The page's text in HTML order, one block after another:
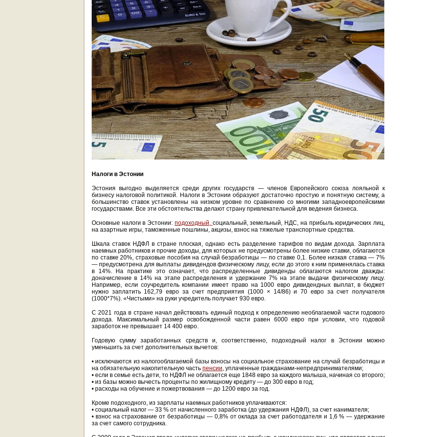
Налоги в Эстонии
Эстония выгодно выделяется среди других государств — членов Европейского союза лояльной к
бизнесу налоговой политикой. Налоги в Эстонии образуют достаточно простую и понятную систему, а
большинство ставок установлены на низком уровне по сравнению со многими западноевропейскими
государствами. Все эти обстоятельства делают страну привлекательной для ведения бизнеса.
Основные налоги в Эстонии: подоходный, социальный, земельный, НДС, на прибыль юридических лиц,
на азартные игры, таможенные пошлины, акцизы, взнос на тяжелые транспортные средства.
Шкала ставок НДФЛ в стране плоская, однако есть разделение тарифов по видам дохода. Зарплата
наемных работников и прочие доходы, для которых не предусмотрены более низкие ставки, облагаются
по ставке 20%, страховые пособия на случай безработицы — по ставке 0,1. Более низкая ставка — 7%
— предусмотрена для выплаты дивидендов физическому лицу, если до этого к ним применялась ставка
в 14%. На практике это означает, что распределенные дивиденды облагаются налогом дважды:
доначисление в 14% на этапе распределения и удержание 7% на этапе выдачи физическому лицу.
Например, если соучредитель компании имеет право на 1000 евро дивидендных выплат, в бюджет
нужно заплатить 162,79 евро за счет предприятия (1000 × 14/86) и 70 евро за счет получателя
(1000*7%). «Чистыми» на руки учредитель получает 930 евро.
С 2021 года в стране начал действовать единый подход к определению необлагаемой части годового
дохода. Максимальный размер освобожденной части равен 6000 евро при условии, что годовой
заработок не превышает 14 400 евро.
Годовую сумму заработанных средств и, соответственно, подоходный налог в Эстонии можно
уменьшить за счет дополнительных вычетов:
• исключаются из налогооблагаемой базы взносы на социальное страхование на случай безработицы и
на обязательную накопительную часть пенсии, уплаченные гражданами-непредпринимателями;
• если в семье есть дети, то НДФЛ не облагается еще 1848 евро за каждого малыша, начиная со второго;
• из базы можно вычесть проценты по жилищному кредиту — до 300 евро в год;
• расходы на обучение и пожертвования — до 1200 евро за год.
Кроме подоходного, из зарплаты наемных работников уплачиваются:
• социальный налог — 33 % от начисленного заработка (до удержания НДФЛ), за счет нанимателя;
• взнос на страхование от безработицы — 0,8% от оклада за счет работодателя и 1,6 % — удержание
за счет самого сотрудника.